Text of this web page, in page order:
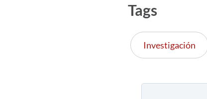
Tags
Investigación